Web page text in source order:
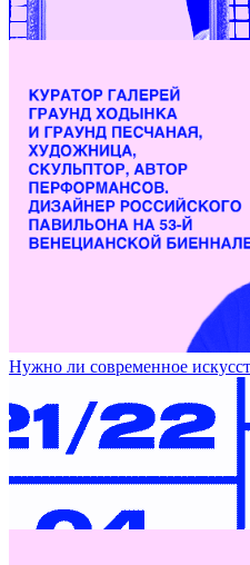
Работы Ани Жёлудь на
Нужно ли современное